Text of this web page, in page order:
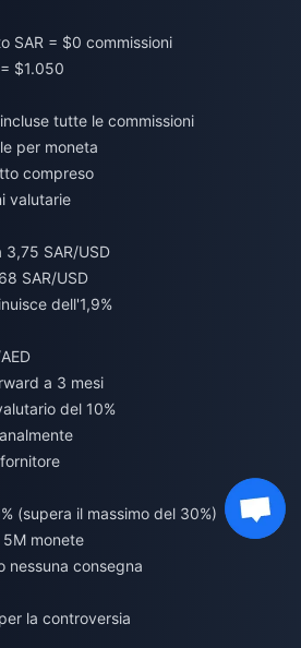
SAR = $0 commissioni
$1.050
tutte le commissioni
per moneta
compreso
valutarie
SAR/USD
SAR/USD
dell'1,9%
a 3 mesi
del 10%
(supera il massimo del 30%)
monete
nessuna consegna
la controversia